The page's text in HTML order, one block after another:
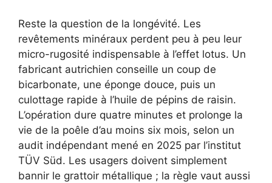
Reste la question de la longévité. Les
revêtements minéraux perdent peu à peu leur
micro-rugosité indispensable à l’effet lotus. Un
fabricant autrichien conseille un coup de
bicarbonate, une éponge douce, puis un
culottage rapide à l’huile de pépins de raisin.
L’opération dure quatre minutes et prolonge la
vie de la poêle d’au moins six mois, selon un
audit indépendant mené en 2025 par l’institut
TÜV Süd. Les usagers doivent simplement
bannir le grattoir métallique ; la règle vaut aussi